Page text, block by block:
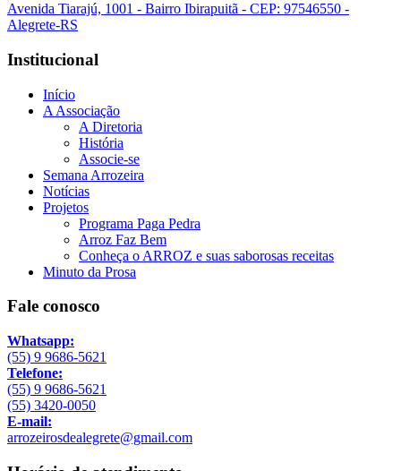
Avenida Tiarajú, 1001 - Bairro Ibirapuitã - CEP: 97546550 -
Alegrete-RS
Institucional
Início
A Associação
A Diretoria
História
Associe-se
Semana Arrozeira
Notícias
Projetos
Programa Paga Pedra
Arroz Faz Bem
Conheça o ARROZ e suas saborosas receitas
Minuto da Prosa
Fale conosco
Whatsapp:
(55) 9 9686-5621
Telefone:
(55) 9 9686-5621
(55) 3420-0050
E-mail:
arrozeirosdealegrete@gmail.com